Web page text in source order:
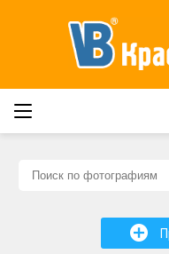
+